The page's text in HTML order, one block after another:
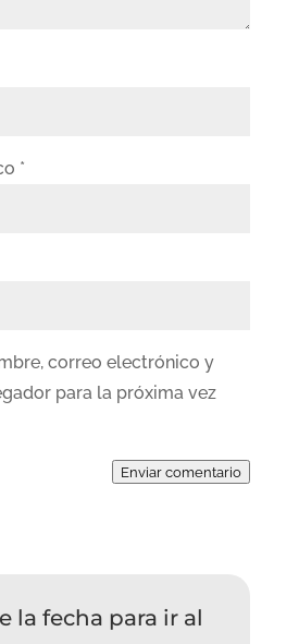
*
correo electrónico y
para la próxima vez
Enviar comentario
la fecha para ir al